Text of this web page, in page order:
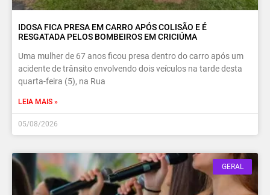
IDOSA FICA PRESA EM CARRO APÓS COLISÃO E É
RESGATADA PELOS BOMBEIROS EM CRICIÚMA
Uma mulher de 67 anos ficou presa dentro do carro após um
acidente de trânsito envolvendo dois veículos na tarde desta
quarta-feira (5), na Rua
LEIA MAIS »
05/08/2026
GERAL